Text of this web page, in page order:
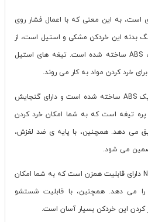
است، به این معنی که با اعمال فشار روی
بدنه این خردکن مشکی و استیل است، از
جنس استیل ضدزنگ و پلاستیک ABS ساخته شده است. تیغه های استیل
خرد کردن مواد به کار می روند.
کاسه این خردکن از جنس پلاستیک ABS ساخته شده است و دارای گنجایش
2 لیتر است. این خردکن دارای 2 پره تیغه است که به شما امکان خرد کردن
می دهد. همچنین، با پایه ی ضد لغزش،
می شود.
خردکن ناسا الکتریک مدل NS 1932 دارای قابلیت همزن است که به شما امکان
را می دهد. همچنین، با قابلیت شستشو
این خردکن بسیار آسان است.